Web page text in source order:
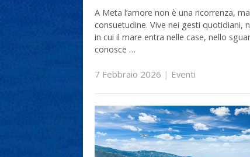
A Meta l’amore non è una ricorrenza,
consuetudine. Vive nei gesti quotidiani,
in cui il mare entra nelle case, nello
conosce …
7 Febbraio 2026 | Eventi